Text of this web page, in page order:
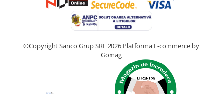
©Copyright Sanco Grup SRL 2026 Platforma E-commerce by
Gomag